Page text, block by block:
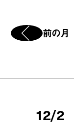
前の月
12/2